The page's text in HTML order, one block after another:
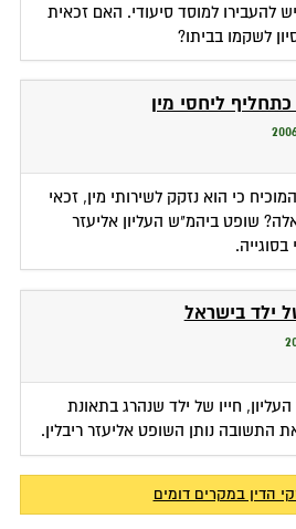
להעבירו למוסד סיעודי. האם זכאית
לשקמו בביתו?
ליחסי מין
כי הוא נזקק לשירותי מין, זכאי
שופט ביהמ"ש העליון אליעזר
בסוגייה.
ילד בישראל
חייו של ילד שנהרג בתאונת
התשובה נותן השופט אליעזר ריבלין.
הדין במקרים דומים